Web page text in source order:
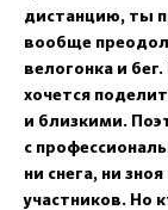
дистанцию, ты
вообще
велогонка и
хочется
и близкими.
с
ни снега, ни
участников. Но